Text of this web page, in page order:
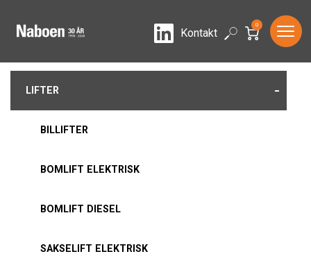
LinkedIn
Kontakt Search
0
LIFTER -
BILLIFTER
BOMLIFT ELEKTRISK
BOMLIFT DIESEL
SAKSELIFT ELEKTRISK